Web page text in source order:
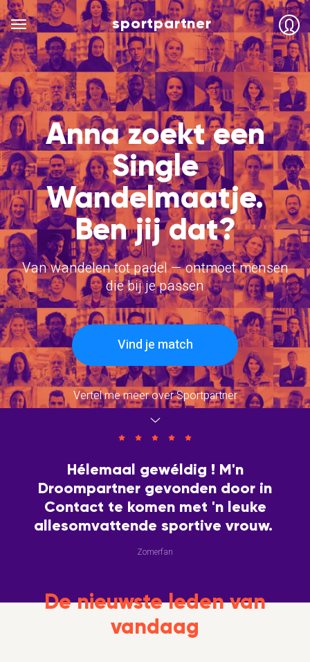
sportpartner
Anna zoekt een
Single
Wandelmaatje.
Ben jij dat?
Van wandelen tot padel — ontmoet mensen
die bij je passen
Vind je match
Vertel me meer over Sportpartner
Hélemaal gewéldig ! M'n
Droompartner gevonden door in
Contact te komen met 'n leuke
allesomvattende sportive vrouw.
Zomerfan
De nieuwste leden van
vandaag